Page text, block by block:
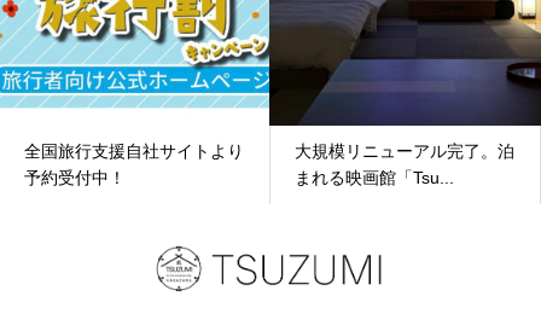
全国旅行支援自社サイトより
予約受付中！
大規模リニューアル完了。泊
まれる映画館「Tsu...